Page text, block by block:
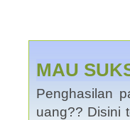
MAU
Penghasilan
uang?? Disini